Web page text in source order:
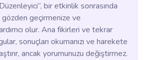
Düzenleyici”, bir etkinlik sonrasında
gözden geçirmenize ve
olur. Ana fikirleri ve tekrar
sonuçları okumanızı ve harekete
ancak yorumunuzu değiştirmez.